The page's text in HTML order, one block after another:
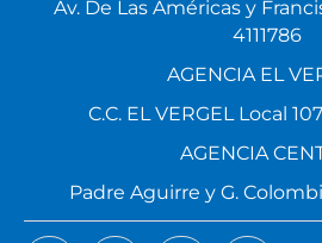
Av. De Las Américas y
4111786
AGENCIA EL
C.C. EL VERGEL Local
AGENCIA
Padre Aguirre y G.